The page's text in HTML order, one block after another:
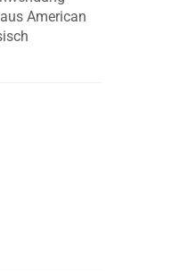
American